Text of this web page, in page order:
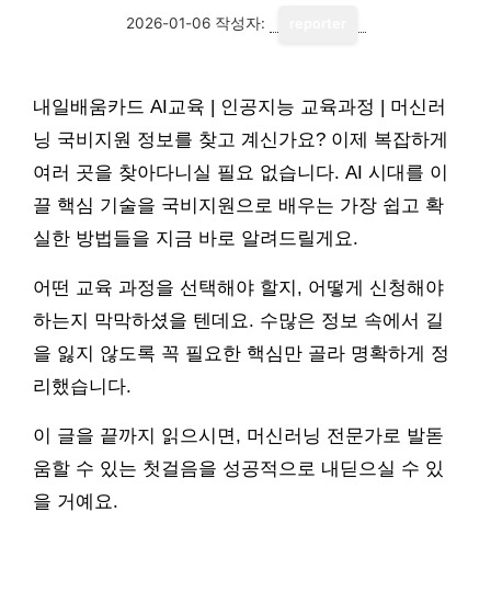
2026-01-06 작성자:
내일배움카드 AI교육 | 인공지능 교육과정 | 머신러
닝 국비지원 정보를 찾고 계신가요? 이제 복잡하게
여러 곳을 찾아다니실 필요 없습니다. AI 시대를 이
끌 핵심 기술을 국비지원으로 배우는 가장 쉽고 확
실한 방법들을 지금 바로 알려드릴게요.
어떤 교육 과정을 선택해야 할지, 어떻게 신청해야
하는지 막막하셨을 텐데요. 수많은 정보 속에서 길
을 잃지 않도록 꼭 필요한 핵심만 골라 명확하게 정
리했습니다.
이 글을 끝까지 읽으시면, 머신러닝 전문가로 발돋
움할 수 있는 첫걸음을 성공적으로 내딛으실 수 있
을 거예요.